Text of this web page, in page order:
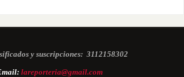
y suscripciones: 3112158302
lareporteria@gmail.com